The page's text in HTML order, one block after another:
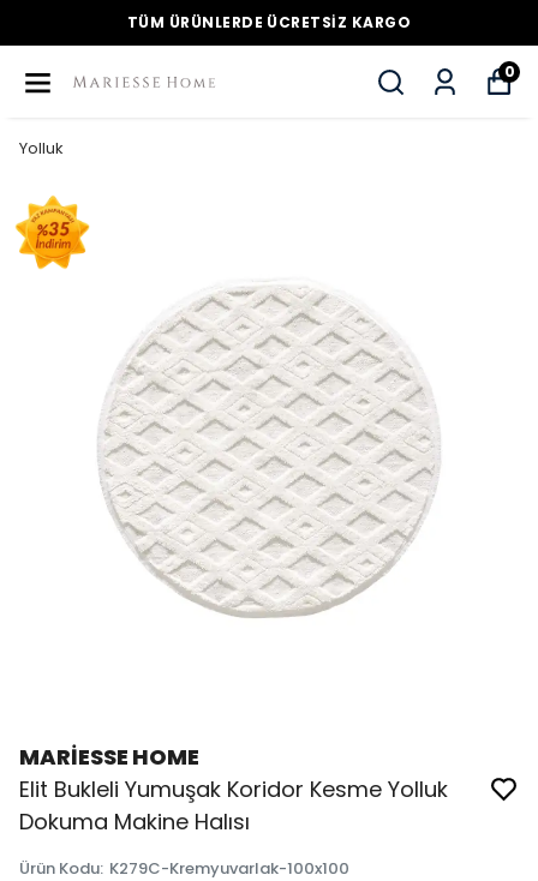
TÜM ÜRÜNLERDE ÜCRETSİZ KARGO
0
Yolluk
MARİESSE HOME
Elit Bukleli Yumuşak Koridor Kesme Yolluk
Dokuma Makine Halısı
Ürün Kodu: K279C-Kremyuvarlak-100x100